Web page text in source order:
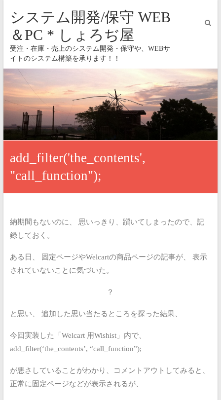
システム開発/保守 WEB
＆PC * しょろぢ屋
受注・在庫・売上のシステム開発・保守や、WEBサ
イトのシステム構築を承ります！！
add_filter('the_contents',
"call_function");
納期間もないのに、
思いっきり、躓いてしまったので、記
録しておく。
ある日、 固定ページやWelcartの商品ページの記事が、
表示
されていないことに気づいた。
？
と思い、 追加した思い当たるところを探った結果、
今回実装した「Welcart 用Wishist」内で、
add_filter(‘the_contents’, “call_function”);
が悪さしていることがわかり、コメントアウトしてみると、
正常に固定ページなどが表示されるが、